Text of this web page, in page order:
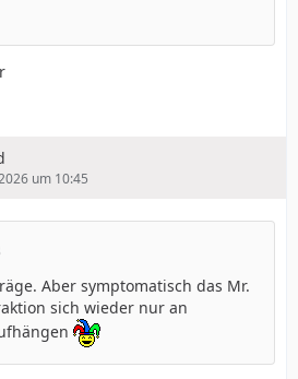
um 10:45
Aber symptomatisch das Mr.
sich wieder nur an